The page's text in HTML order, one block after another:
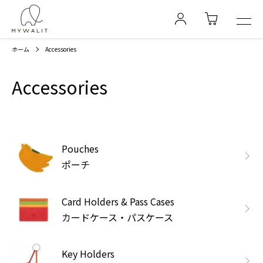
ホーム Accessories
Accessories
Pouches
ポーチ
Card Holders & Pass Cases
カードケース・パスケース
Key Holders